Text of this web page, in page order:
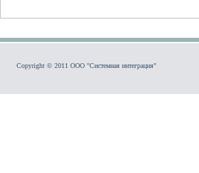
Copyright © 2011 ООО "Системная интеграция"